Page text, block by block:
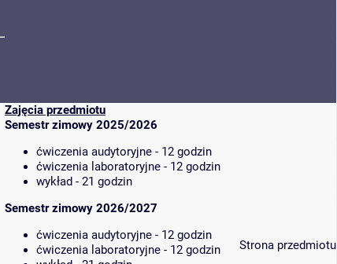
Zajęcia przedmiotu
Semestr zimowy 2025/2026
ćwiczenia audytoryjne - 12 godzin
ćwiczenia laboratoryjne - 12 godzin
wykład - 21 godzin
Semestr zimowy 2026/2027
ćwiczenia audytoryjne - 12 godzin
ćwiczenia laboratoryjne - 12 godzin
Strona przedmiotu